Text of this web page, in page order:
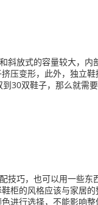
斜放式的容量较大，内
压变形，此外，独立
30双鞋子，那么就需
巧，也可以用一些东
柜的风格应该与家居
进行选择，不能影响